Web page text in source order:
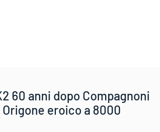
60 anni dopo Compagnoni
eroico a 8000